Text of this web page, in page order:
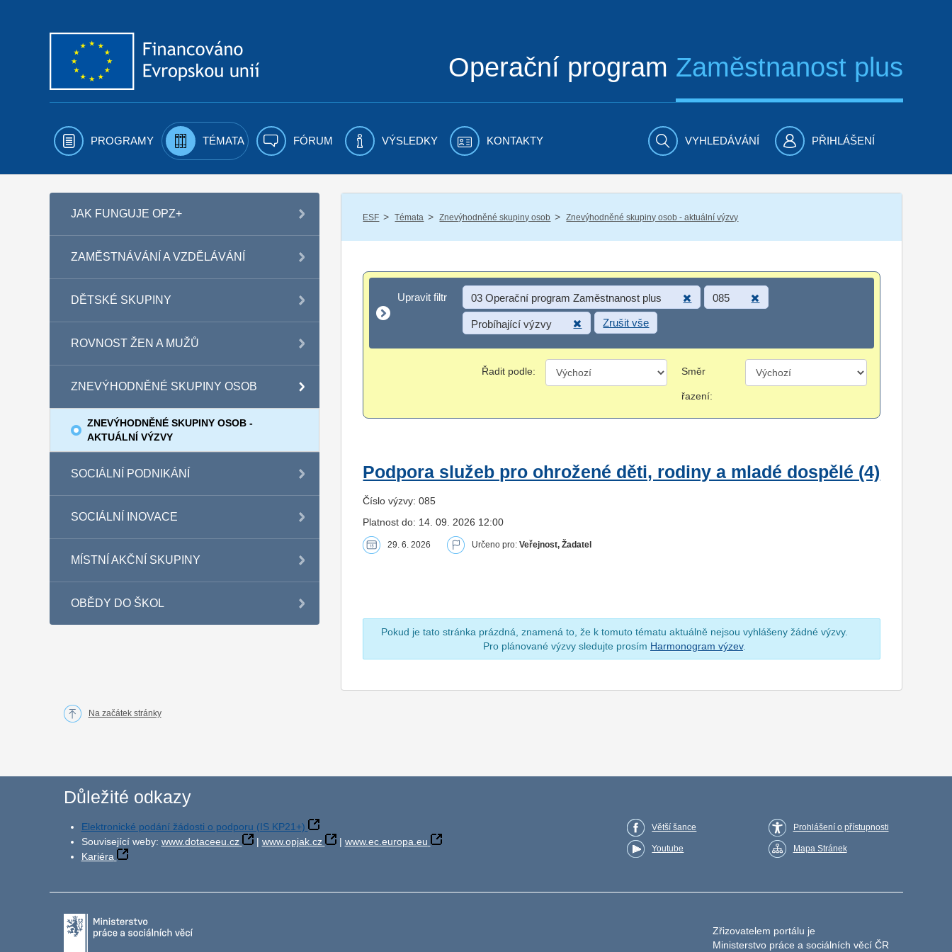
Operační program Zaměstnanost plus
PROGRAMY TÉMATA FÓRUM VÝSLEDKY KONTAKTY VYHLEDÁVÁNÍ PŘIHLÁŠENÍ
JAK FUNGUJE OPZ+
ZAMĚSTNÁVÁNÍ A VZDĚLÁVÁNÍ
DĚTSKÉ SKUPINY
ROVNOST ŽEN A MUŽŮ
ZNEVÝHODNĚNÉ SKUPINY OSOB
ZNEVÝHODNĚNÉ SKUPINY OSOB -
AKTUÁLNÍ VÝZVY
SOCIÁLNÍ PODNIKÁNÍ
SOCIÁLNÍ INOVACE
MÍSTNÍ AKČNÍ SKUPINY
OBĚDY DO ŠKOL
ESF / Témata / Znevýhodněné skupiny osob / Znevýhodněné skupiny osob - aktuální výzvy
Upravit filtr
Upravit filtr 03 Operační program Zaměstnanost plus 085
Probíhající výzvy Zrušit vše
Řadit podle: Směr
řazení:
Podpora služeb pro ohrožené děti, rodiny a mladé dospělé (4)
Číslo výzvy: 085
Platnost do: 14. 09. 2026 12:00
29. 6. 2026 Určeno pro:Veřejnost, Žadatel
Pokud je tato stránka prázdná, znamená to, že k tomuto tématu aktuálně nejsou vyhlášeny žádné výzvy.
Pro plánované výzvy sledujte prosím Harmonogram výzev.
Na začátek stránky
Důležité odkazy
Elektronické podání žádosti o podporu (IS KP21+)
Související weby: www.dotaceeu.cz | www.opjak.cz | www.ec.europa.eu
Kariéra
Větší šance
Youtube
Prohlášení o přístupnosti
Mapa Stránek
Zřizovatelem portálu je
Ministerstvo práce a sociálních věcí ČR